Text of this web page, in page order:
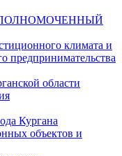
климата и
предпринимательства
области
Кургана
объектов и